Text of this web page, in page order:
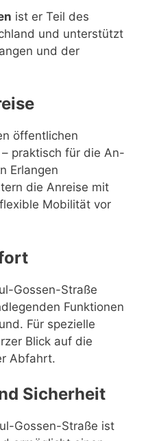
ist er Teil des
und unterstützt
und der
öffentlichen
praktisch für die An-
Erlangen
die Anreise mit
Mobilität vor
Gossen-Straße
Funktionen
Für spezielle
Blick auf die
Abfahrt.
Sicherheit
Gossen-Straße ist